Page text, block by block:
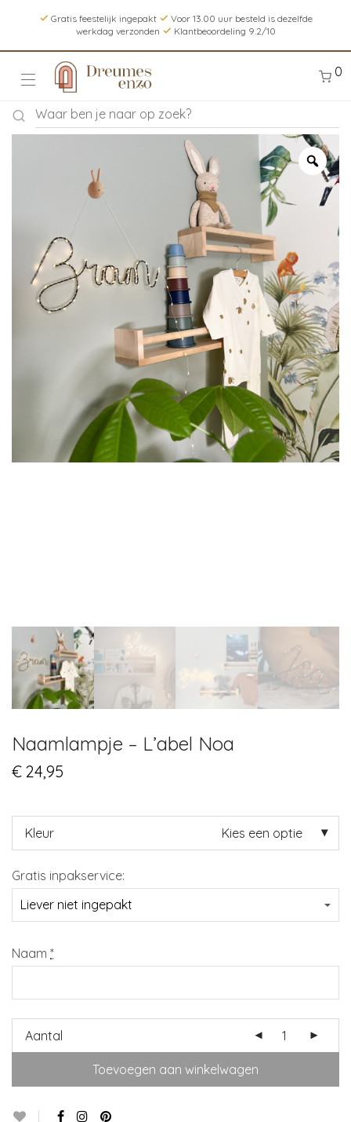
Gratis feestelijk ingepakt
Voor 13.00 uur besteld is dezelfde
werkdag verzonden
Klantbeoordeling 9.2/10
0
Naamlampje – L’abel Noa
€ 24,95
Kleur Kies een optie
Gratis inpakservice:
Naam *
Aantal
Toevoegen aan winkelwagen